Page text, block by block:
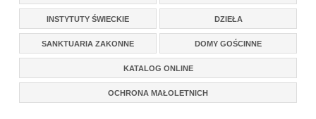
INSTYTUTY ŚWIECKIE DZIEŁA
SANKTUARIA ZAKONNE DOMY GOŚCINNE
KATALOG ONLINE
OCHRONA MAŁOLETNICH